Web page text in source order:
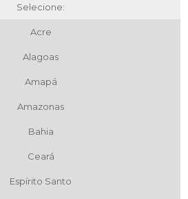
Selecione:
Acre
Alagoas
Amapá
Amazonas
Bahia
Ceará
Espírito Santo